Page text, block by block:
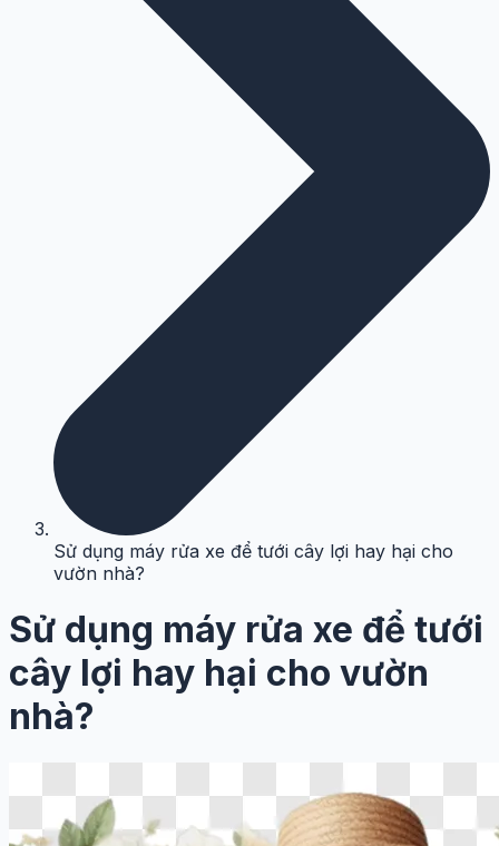
Sử dụng máy rửa xe để tưới cây lợi hay hại cho
vườn nhà?
Sử dụng máy rửa xe để tưới
cây lợi hay hại cho vườn
nhà?